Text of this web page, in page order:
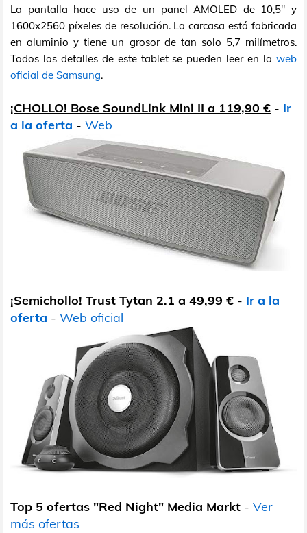
La pantalla hace uso de un panel AMOLED de 10,5" y
1600x2560 píxeles de resolución. La carcasa está fabricada
en aluminio y tiene un grosor de tan solo 5,7 milímetros.
Todos los detalles de este tablet se pueden leer en la web
oficial de Samsung.
¡CHOLLO! Bose SoundLink Mini II a 119,90 € - Ir
a la oferta - Web
¡Semichollo! Trust Tytan 2.1 a 49,99 € - Ir a la
oferta - Web oficial
Top 5 ofertas "Red Night" Media Markt - Ver
más ofertas